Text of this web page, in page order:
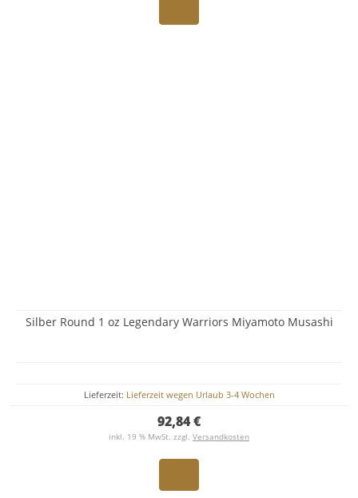
Silber Round 1 oz Legendary Warriors Miyamoto Musashi
Lieferzeit: Lieferzeit wegen Urlaub 3-4 Wochen
92,84 €
inkl. 19 % MwSt. zzgl. Versandkosten